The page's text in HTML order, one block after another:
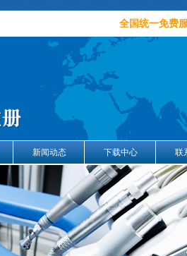
全国统一免费
新闻动态 下载中心 联